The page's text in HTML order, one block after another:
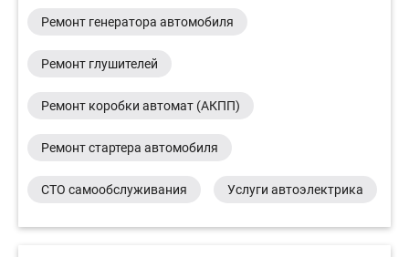
Ремонт генератора автомобиля
Ремонт глушителей
Ремонт коробки автомат (АКПП)
Ремонт стартера автомобиля
СТО самообслуживания Услуги автоэлектрика